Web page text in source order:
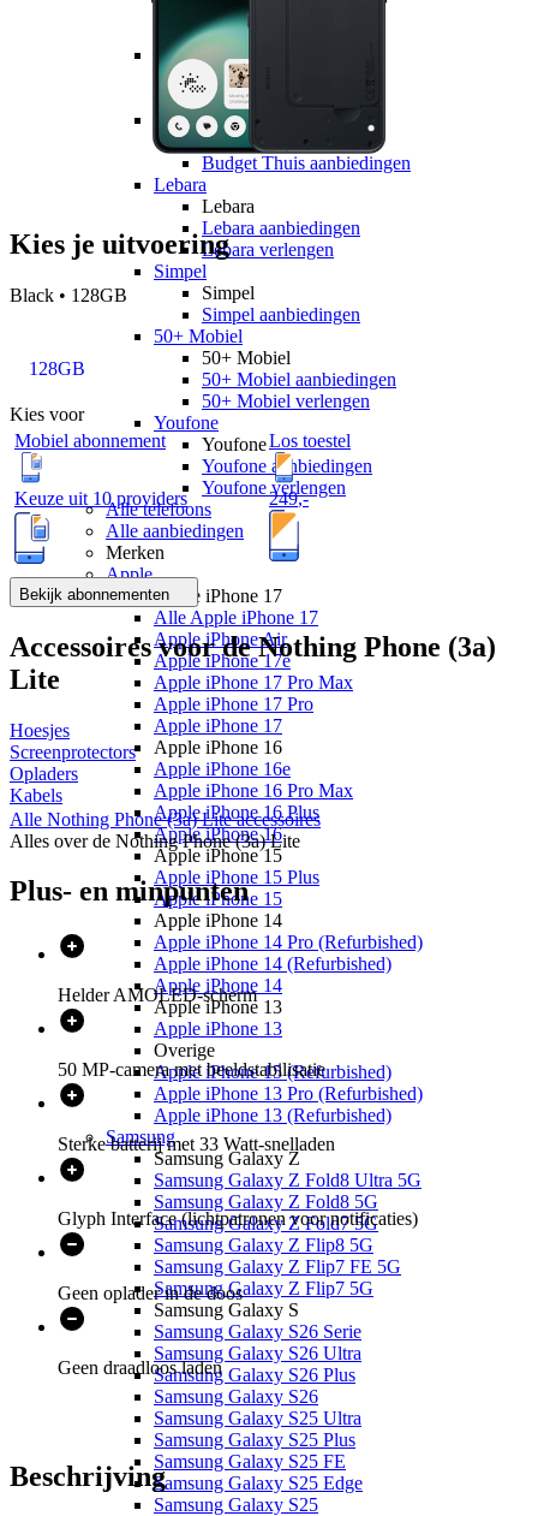
Ben aanbiedingen
Ben verlengen
Simyo
Simyo
Simyo aanbiedingen
Budget Thuis
Budget Thuis
Budget Thuis aanbiedingen
Lebara
Lebara
Lebara aanbiedingen
Lebara verlengen
Simpel
Simpel
Simpel aanbiedingen
50+ Mobiel
50+ Mobiel
50+ Mobiel aanbiedingen
50+ Mobiel verlengen
Youfone
Youfone
Youfone aanbiedingen
Youfone verlengen
Alle telefoons
Alle aanbiedingen
Merken
Apple
Apple iPhone 17
Alle Apple iPhone 17
Apple iPhone Air
Apple iPhone 17e
Apple iPhone 17 Pro Max
Apple iPhone 17 Pro
Apple iPhone 17
Apple iPhone 16
Apple iPhone 16e
Apple iPhone 16 Pro Max
Apple iPhone 16 Plus
Apple iPhone 16
Apple iPhone 15
Apple iPhone 15 Plus
Apple iPhone 15
Apple iPhone 14
Apple iPhone 14 Pro (Refurbished)
Apple iPhone 14 (Refurbished)
Apple iPhone 14
Apple iPhone 13
Apple iPhone 13
Overige
Apple iPhone 15 (Refurbished)
Apple iPhone 13 Pro (Refurbished)
Apple iPhone 13 (Refurbished)
Samsung
Samsung Galaxy Z
Samsung Galaxy Z Fold8 Ultra 5G
Samsung Galaxy Z Fold8 5G
Samsung Galaxy Z Fold7 5G
Samsung Galaxy Z Flip8 5G
Samsung Galaxy Z Flip7 FE 5G
Samsung Galaxy Z Flip7 5G
Samsung Galaxy S
Samsung Galaxy S26 Serie
Samsung Galaxy S26 Ultra
Samsung Galaxy S26 Plus
Samsung Galaxy S26
Samsung Galaxy S25 Ultra
Samsung Galaxy S25 Plus
Samsung Galaxy S25 FE
Samsung Galaxy S25 Edge
Samsung Galaxy S25
Kies je uitvoering
Black • 128GB
128GB
Kies voor
Mobiel abonnement
Keuze uit 10 providers
Los toestel
249,-
Bekijk abonnementen
Accessoires voor deNothing Phone (3a)
Lite
Hoesjes
Screenprotectors
Opladers
Kabels
Alle Nothing Phone (3a) Liteaccessoires
Alles over de Nothing Phone (3a) Lite
Plus- en minpunten
Helder AMOLED-scherm
50 MP-camera met beeldstabilisatie
Sterke batterij met 33 Watt-snelladen
Glyph Interface (lichtpatronen voor notificaties)
Geen oplader in de doos
Geen draadloos laden
Beschrijving